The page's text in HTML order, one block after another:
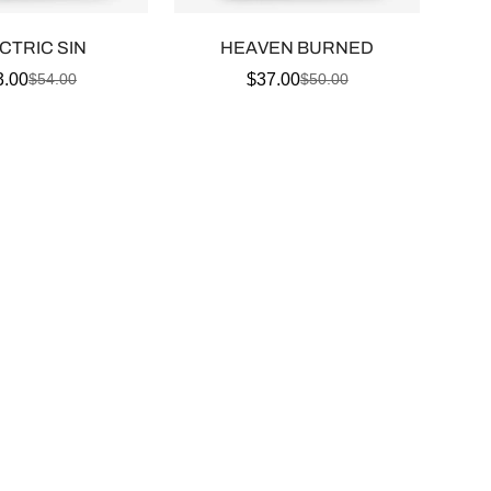
SIN
Prix
Prix
$54.00
HEAVEN BURNED
Prix
$37.00Prix
$50.00